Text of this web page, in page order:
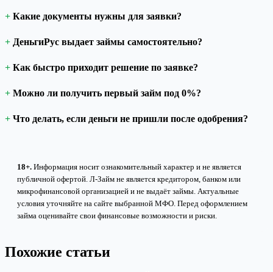
Какие документы нужны для заявки?
ДеньгиРус выдает займы самостоятельно?
Как быстро приходит решение по заявке?
Можно ли получить первый займ под 0%?
Что делать, если деньги не пришли после одобрения?
18+. Информация носит ознакомительный характер и не является
публичной офертой. Л-Займ не является кредитором, банком или
микрофинансовой организацией и не выдаёт займы. Актуальные
условия уточняйте на сайте выбранной МФО. Перед оформлением
займа оценивайте свои финансовые возможности и риски.
Похожие статьи